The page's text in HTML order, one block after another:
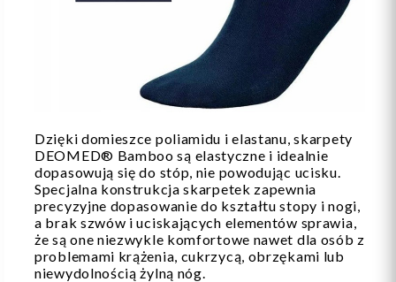
Dzięki domieszce poliamidu i elastanu, skarpety
DEOMED® Bamboo są elastyczne i idealnie
dopasowują się do stóp, nie powodując ucisku.
Specjalna konstrukcja skarpetek zapewnia
precyzyjne dopasowanie do kształtu stopy i nogi,
a brak szwów i uciskających elementów sprawia,
że są one niezwykle komfortowe nawet dla osób z
problemami krążenia, cukrzycą, obrzękami lub
niewydolnością żylną nóg.